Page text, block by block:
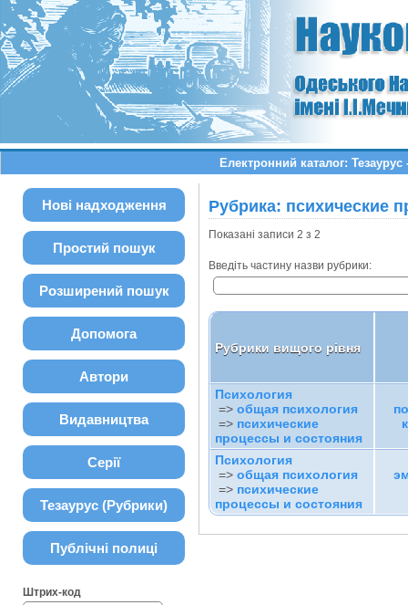
Електронний каталог:
Нові надходження
Простий пошук
Розширений пошук
Допомога
Автори
Видавництва
Серії
Тезаурус (Рубрики)
Публічні полиці
Штрих-код
Рубрика: психические
Показані записи 2 з 2
Введіть частину назви рубрики:
Рубрики вищого рівня
Психология
=> общая психология
=> психические
процессы и состояния
Психология
=> общая психология
=> психические
процессы и состояния